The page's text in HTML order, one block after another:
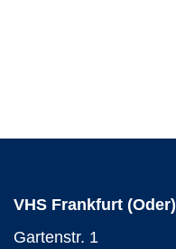
VHS Frankfurt (Oder)
Gartenstr. 1